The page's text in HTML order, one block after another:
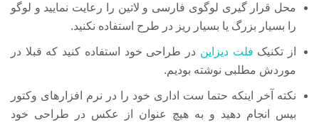
محل قرار گیری لوگوی فارسی و لاتین را رعایت نمایید و لوگو
را بسیار بزرگ یا بسیار ریز در طرح استفاده نکنید.
از تکنیک فلت دیزاین در طراحی خود استفاده کنید که قبلا در
موردش مطلبی نوشته بودیم.
نکته آخر اینکه حتما ست اداری خود را در نرم افزارهای وکتور
بیس انجام دهید و به هیچ عنوان از عکس در طراحی خود